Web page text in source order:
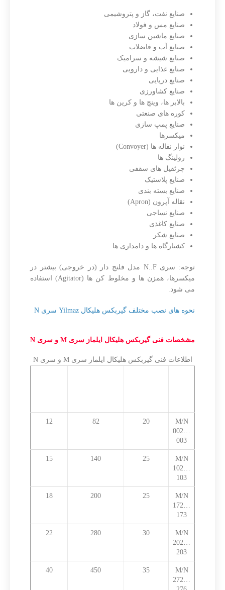
صنایع نفت، گاز و پتروشیمی
صنایع مس و فولاد
صنایع ماشین سازی
صنایع آب و فاضلاب
صنایع شیشه و سرامیک
صنایع غذایی و دارویی
صنایع دریایی
صنایع کشاورزی
بالابر ها، وینچ ها و کرین ها
کوره های صنعتی
صنایع پمپ سازی
میکسرها
نوار نقاله ها (Convoyer)
رولینگ ها
چرثقیل های سقفی
صنایع پلاستیک
صنایع بسته بندی
نقاله آپرون (Apron)
صنایع نساجی
صنایع کاغذی
صنایع شکر
کشتارگاه ها و دامداری ها
توجه: سری N..F مدل فلنج دار (در خروجی) بیشتر در
میکسرها، همزن ها و مخلوط کن ها (Agitator) استفاده
می شود.
نحوه های نصب مختلف گیربکس هلیکال Yilmaz سری N
مشخصات فنی گیربکس هلیکال ایلماز سری M و سری N
اطلاعات فنی گیربکس هلیکال ایلماز سری M و سری N
M/N
002…
003
20
82
12
M/N
102…
103
25
140
15
M/N
172…
173
25
200
18
M/N
202…
203
30
280
22
M/N
272…
35
450
40